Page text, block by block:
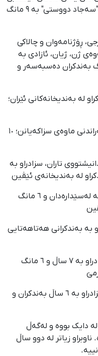
مەهابادەوە بە سەرۆکایەتیی دادوەر "سەجاد دووستی" بە ٩ مانگ
گورجی، ڕۆژنامەوان و چالاکی
ژن، ژیان، ئازادی بە
جێبەجێکردنی سزای ١٦ مانگ بەندکران دەسبەسەر و
لە بەندیخانەکانی ئێران؛
بەندکراوانی سیاسیی کە خەریکی تێپەراندنی ماوەی سزاکەیانن؛ ١٠
تاران، سزادراو بە
وریشە مورادی؛ خەڵکی سنە، سزادراو بە لەسێدارەدان و ٦ مانگ
بە بەندکرانی هەتاهەتایی
سەکینە پەروانە؛ خەڵکی قووچان، سزادراو بە ٧ ساڵ و ٦ مانگ
سوعدا خەدیرزادە؛ خەڵکی پیرانشار، سزادراو بە ٦ ساڵ بەندکران و
دایک بووە و لەگەڵ
زیاتر لە دوو ساڵ